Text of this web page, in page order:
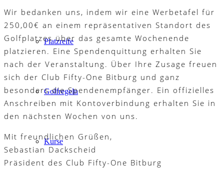
Platzreife
Golfregeln
Kurse
Wir bedanken uns, indem wir eine Werbetafel für
250,00€ an einem repräsentativen Standort des
Golfplatzes über das gesamte Wochenende
platzieren. Eine Spendenquittung erhalten Sie
nach der Veranstaltung. Über Ihre Zusage freuen
sich der Club Fifty-One Bitburg und ganz
besonders die Spendenempfänger. Ein offizielles
Anschreiben mit Kontoverbindung erhalten Sie in
den nächsten Wochen von uns.
Mit freundlichen Grüßen,
Sebastian Dackscheid
Präsident des Club Fifty-One Bitburg